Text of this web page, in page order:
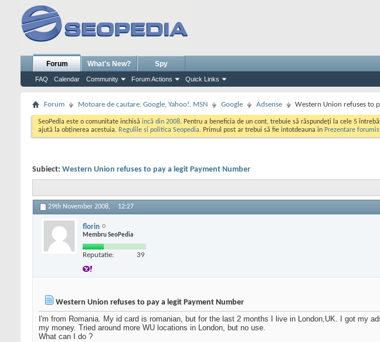
Forum
FAQ Calendar Community Forum Actions Quick Links
What's New? Spy
Forum Motoare de cautare. Google, Yahoo!, MSN Google Adsense Western Union refuses to
SeoPedia este o comunitate inchisă incă din 2008. Pentru a beneficia de un cont, trebuie să răspundeți la cele 5
ajută la obținerea acestuia. Regulile si politica Seopedia. Primul post ar trebui să fie intotdeauna in Prezentare
Subiect: Western Union refuses to pay a legit Payment Number
29th November 2008, 12:27
florin
Membru SeoPedia
Reputatie: 39
Western Union refuses to pay a legit Payment Number
I'm from Romania. My id card is romanian, but for the last 2 months I live in London,UK. I got my
my money. Tried around more WU locations in London, but no use.
What can I do ?